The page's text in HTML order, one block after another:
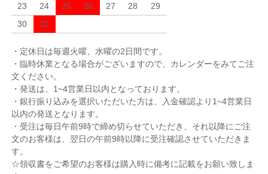
23
24 25 26 27 28
29
30
31
・定休日は毎週火曜、水曜の2日間です。
・臨時休業となる場合がございますので、カレンダーをみてご注
文ください。
・発送は、1~4営業日以内となっております。
・銀行振り込みを選択いただいた方は、入金確認より1~4営業日
以内の発送となります。
・受注は毎日午前9時で締め切らせていただき、それ以降にご注
文のお客様は、翌日の午前9時以降に受注確認させていただきま
す。
☆領収書をご希望のお客様は購入時に備考に記載をお願い致しま